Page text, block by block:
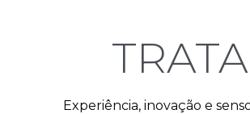
Experiência, inovação e